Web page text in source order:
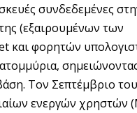
συνδεδεμένες
(εξαιρουμένων των
και φορητών
Τον Σεπτέμβριο
ενεργών χρηστών